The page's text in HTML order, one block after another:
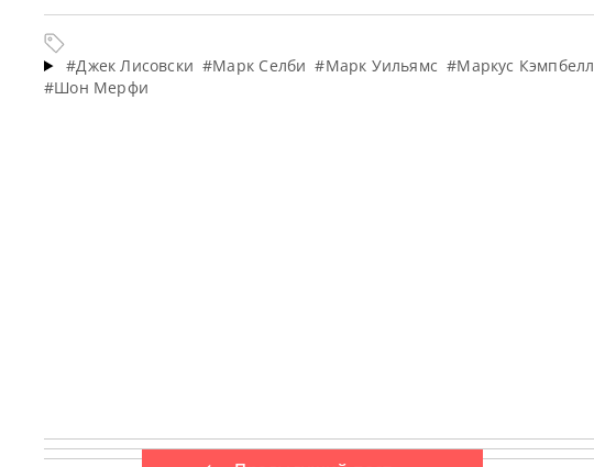
#Джек Лисовски #Марк Селби #Марк Уильямс #Маркус Кэмпбелл
#Шон Мерфи